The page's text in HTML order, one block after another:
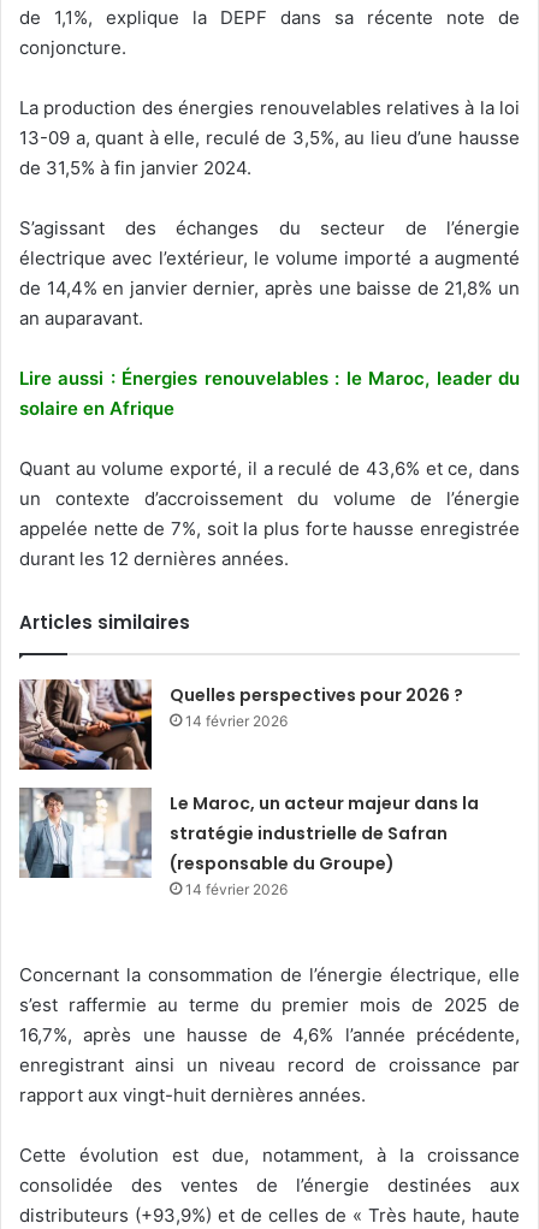
de 1,1%, explique la DEPF dans sa récente note de
conjoncture.
La production des énergies renouvelables relatives à la loi
13-09 a, quant à elle, reculé de 3,5%, au lieu d’une hausse
de 31,5% à fin janvier 2024.
S’agissant des échanges du secteur de l’énergie
électrique avec l’extérieur, le volume importé a augmenté
de 14,4% en janvier dernier, après une baisse de 21,8% un
an auparavant.
Lire aussi : Énergies renouvelables : le Maroc, leader du
solaire en Afrique
Quant au volume exporté, il a reculé de 43,6% et ce, dans
un contexte d’accroissement du volume de l’énergie
appelée nette de 7%, soit la plus forte hausse enregistrée
durant les 12 dernières années.
Articles similaires
Quelles perspectives pour 2026 ?
14 février 2026
Le Maroc, un acteur majeur dans la
stratégie industrielle de Safran
(responsable du Groupe)
14 février 2026
Concernant la consommation de l’énergie électrique, elle
s’est raffermie au terme du premier mois de 2025 de
16,7%, après une hausse de 4,6% l’année précédente,
enregistrant ainsi un niveau record de croissance par
rapport aux vingt-huit dernières années.
Cette évolution est due, notamment, à la croissance
consolidée des ventes de l’énergie destinées aux
distributeurs (+93,9%) et de celles de « Très haute, haute